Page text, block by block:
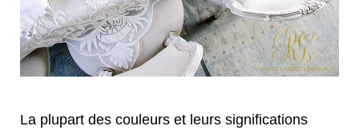
La plupart des couleurs et leurs significations